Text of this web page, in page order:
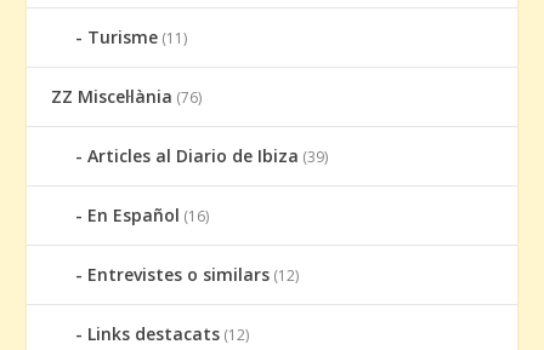
Turisme (11)
ZZ Miscel·lània (76)
Articles al Diario de Ibiza (39)
En Español (16)
Entrevistes o similars (12)
Links destacats (12)